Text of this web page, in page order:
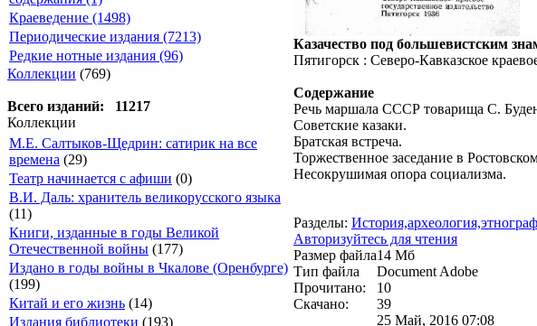
Краеведение (1498)
Периодические издания (7213)
Редкие нотные издания (96)
Коллекции (769)
Всего изданий: 11217
Коллекции
М.Е. Салтыков-Щедрин: сатирик на все
времена (29)
Театр начинается с афиши (0)
В.И. Даль: хранитель великорусского языка
(11)
Книги, изданные в годы Великой
Отечественной войны (177)
Издано в годы войны в Чкалове (Оренбурге)
(199)
Китай и его жизнь (14)
Издания библиотеки (193)
Казачество под большевистским
Пятигорск : Северо-Кавказское
Содержание
Речь маршала СССР товарища С.
Советские казаки.
Братская встреча.
Торжественное заседание в
Несокрушимая опора социализма.
Разделы:
Авторизуйтесь для чтения
Размер файла14 Мб
Тип файла
Document Adobe
Прочитано:
10
Скачано:
39
25 Май, 2016 07:08